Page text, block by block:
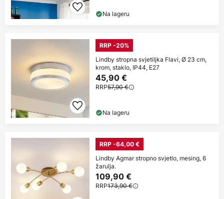
Na lageru
RRP -20%
Lindby stropna svjetiljka Flavi, Ø 23 cm,
krom, staklo, IP44, E27
45,90 €
RRP57,90 €
Na lageru
RRP -64,00 €
Lindby Agmar stropno svjetlo, mesing, 6
žarulja.
109,90 €
RRP173,90 €